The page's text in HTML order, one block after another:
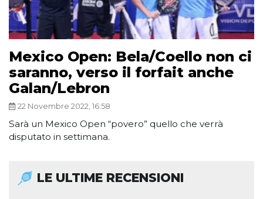
Mexico Open: Bela/Coello non ci
saranno, verso il forfait anche
Galan/Lebron
22 Novembre 2022, 16:58
Sarà un Mexico Open “povero” quello che verrà
disputato in settimana.
LE ULTIME RECENSIONI